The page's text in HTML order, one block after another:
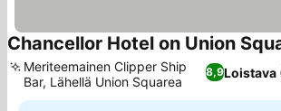
Chancellor Hotel on Union
8,9Loistava
Meriteemainen Clipper Ship
Bar, Lähellä Union Squarea